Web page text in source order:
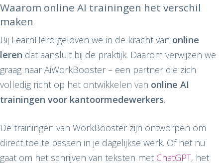
Waarom online AI trainingen het verschil
maken
Bij LearnHero geloven we in de kracht van online
leren dat aansluit bij de praktijk. Daarom verwijzen we
graag naar AiWorkBooster – een partner die zich
volledig richt op het ontwikkelen van online AI
trainingen voor kantoormedewerkers.
De trainingen van WorkBooster zijn ontworpen om
direct toe te passen in je dagelijkse werk. Of het nu
gaat om het schrijven van teksten met ChatGPT, het